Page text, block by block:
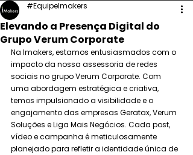
Elevando a Presença Digital do
Grupo Verum Corporate
#EquipeImakers
Na Imakers, estamos entusiasmados com o
impacto da nossa assessoria de redes
sociais no grupo Verum Corporate. Com
uma abordagem estratégica e criativa,
temos impulsionado a visibilidade e o
engajamento das empresas Geratax, Verum
Soluções e Liga Mais Negócios. Cada post,
vídeo e campanha é meticulosamente
planejado para refletir a identidade única de